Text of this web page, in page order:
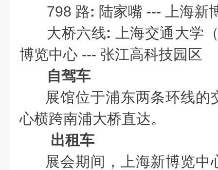
798 路: 陆家嘴 --- 上海新
大桥六线:
上海交通大学
博览中心 --- 张江高科技园区
自驾车
展馆位于浦东两条环线的
心横跨南浦大桥直达。
出租车
展会期间，上海新博览中